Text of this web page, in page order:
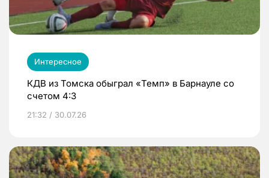
Интересное
КДВ из Томска обыграл «Темп» в Барнауле со
счетом 4:3
21:32 / 30.07.26